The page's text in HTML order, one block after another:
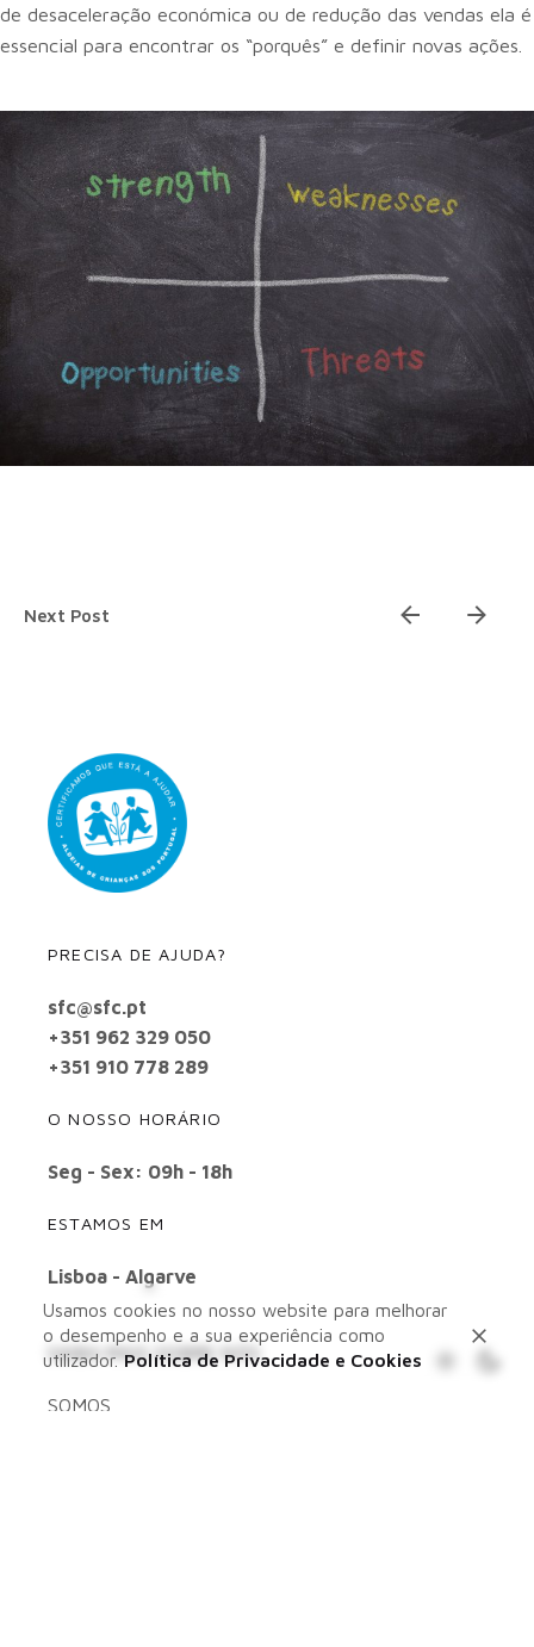
de desaceleração económica ou de redução das vendas ela é
essencial para encontrar os “porquês” e definir novas ações.
Next Post
PRECISA DE AJUDA?
sfc@sfc.pt
+351 962 329 050
+351 910 778 289
O NOSSO HORÁRIO
Seg - Sex: 09h - 18h
ESTAMOS EM
Lisboa - Algarve
SAIBA MAIS SOBRE NÓS
SOMOS
Usamos cookies no nosso website para melhorar
o desempenho e a sua experiência como
utilizador.Política de Privacidade e Cookies